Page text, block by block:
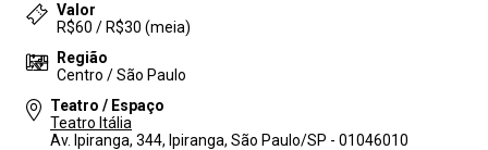
Valor
R$60 / R$30 (meia)
Região
Centro / São Paulo
Teatro / Espaço
Teatro Itália
Av. Ipiranga, 344, Ipiranga, São Paulo/SP - 01046010